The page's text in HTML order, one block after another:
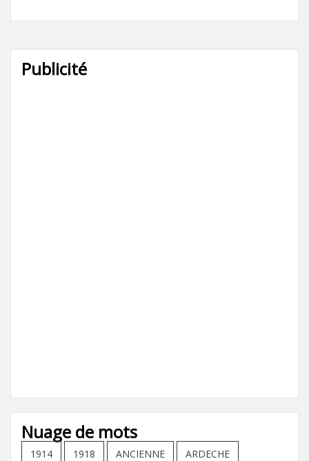
Publicité
Nuage de mots
1914 1918 ANCIENNE ARDECHE